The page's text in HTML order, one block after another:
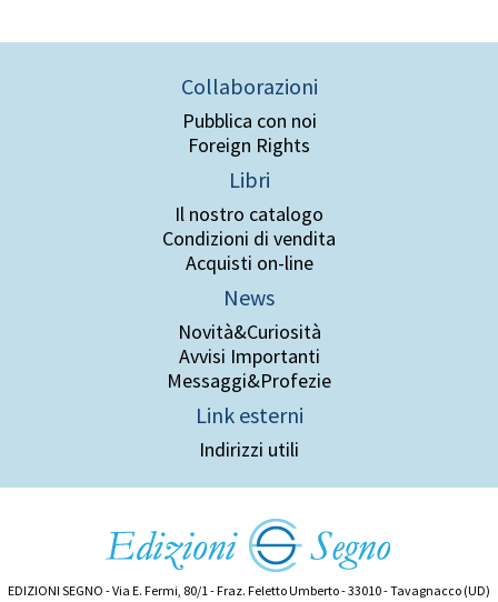
Collaborazioni
Pubblica con noi
Foreign Rights
Libri
Il nostro catalogo
Condizioni di vendita
Acquisti on-line
News
Novità&Curiosità
Avvisi Importanti
Messaggi&Profezie
Link esterni
Indirizzi utili
EDIZIONI SEGNO - Via E. Fermi, 80/1 - Fraz. Feletto Umberto - 33010 - Tavagnacco (UD)